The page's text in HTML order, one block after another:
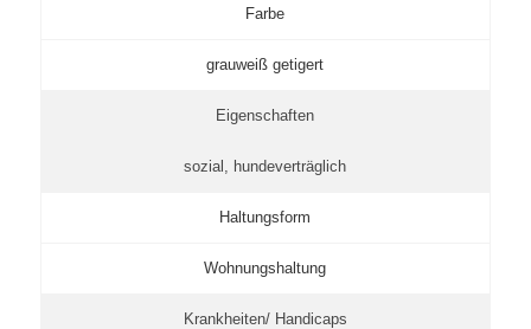
Farbe
grauweiß getigert
Eigenschaften
sozial, hundeverträglich
Haltungsform
Wohnungshaltung
Krankheiten/ Handicaps